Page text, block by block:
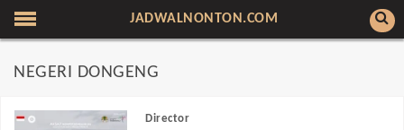
JADWALNONTON.COM
NEGERI DONGENG
Director